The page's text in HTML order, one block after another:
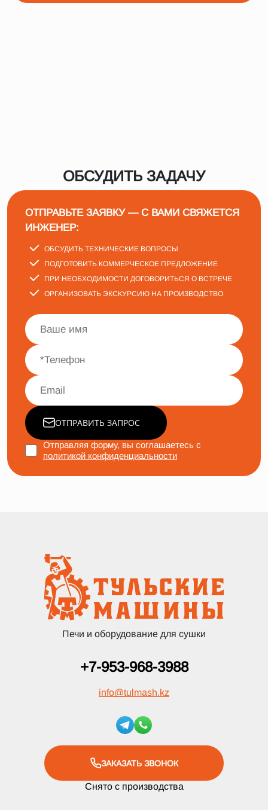
ОБСУДИТЬ ЗАДАЧУ
ОТПРАВЬТЕ ЗАЯВКУ — С ВАМИ СВЯЖЕТСЯ
ИНЖЕНЕР:
ОБСУДИТЬ ТЕХНИЧЕСКИЕ ВОПРОСЫ
ПОДГОТОВИТЬ КОММЕРЧЕСКОЕ ПРЕДЛОЖЕНИЕ
ПРИ НЕОБХОДИМОСТИ ДОГОВОРИТЬСЯ О ВСТРЕЧЕ
ОРГАНИЗОВАТЬ ЭКСКУРСИЮ НА ПРОИЗВОДСТВО
ОТПРАВИТЬ ЗАПРОС
Отправляя форму, вы соглашаетесь с
политикой конфиденциальности
Печи и оборудование для сушки
+7-953-968-3988
info@tulmash.kz
ЗАКАЗАТЬ ЗВОНОК
Снято с производства